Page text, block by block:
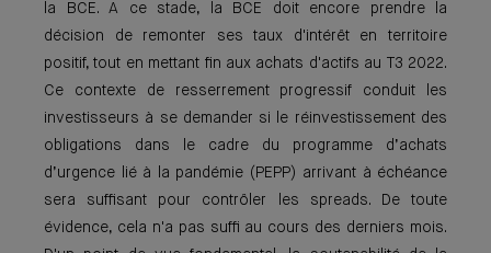
la BCE. A ce stade, la BCE doit encore prendre la
décision de remonter ses taux d'intérêt en territoire
positif, tout en mettant fin aux achats d'actifs au T3 2022.
Ce contexte de resserrement progressif conduit les
investisseurs à se demander si le réinvestissement des
obligations dans le cadre du programme d’achats
d’urgence lié à la pandémie (PEPP) arrivant à échéance
sera suffisant pour contrôler les spreads. De toute
évidence, cela n'a pas suffi au cours des derniers mois.